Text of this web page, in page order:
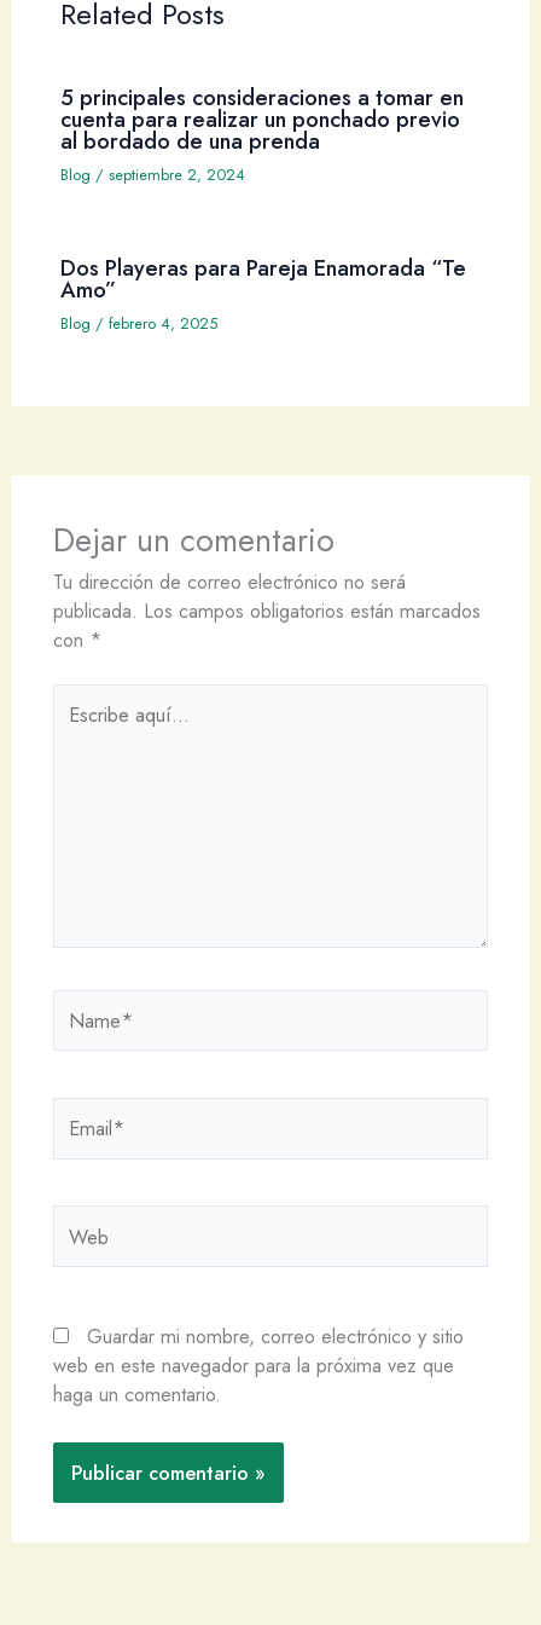
Related Posts
5 principales consideraciones a tomar en
cuenta para realizar un ponchado previo
al bordado de una prenda
Blog / septiembre 2, 2024
Dos Playeras para Pareja Enamorada “Te
Amo”
Blog / febrero 4, 2025
Dejar un comentario
Tu dirección de correo electrónico no será
publicada. Los campos obligatorios están marcados
con *
aquí...
Guardar mi nombre, correo electrónico y sitio
web en este navegador para la próxima vez que
haga un comentario.